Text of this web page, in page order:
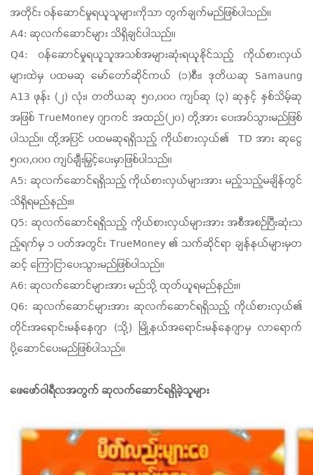
အတိုင်း ဝန်ဆောင်မှုရယူသူများကိုသာ တွက်ချက်မည်ဖြစ်ပါသည်။
A4: ဆုလက်ဆောင်များ သိရှိချင်ပါသည်။
Q4: ဝန်ဆောင်မှုရယူသူအသစ်အများဆုံးရယူနိုင်သည့် ကိုယ်စားလှယ်
များထဲမှ ပထမဆု မော်တော်ဆိုင်ကယ် (၁)စီး၊ ဒုတိယဆု Samaung
A13 ဖုန်း (၂) လုံး၊ တတိယဆု ၅၀,၀၀၀ ကျပ်ဆု (၃) ဆုနှင့် နှစ်သိမ့်ဆု
အဖြစ် TrueMoney ဂျာကင် အထည်(၂၀) တို့အား ပေးအပ်သွားမည်ဖြစ်
ပါသည်။ ထို့အပြင် ပထမဆုရရှိသည့် ကိုယ်စားလှယ်၏ TD အား ဆုငွေ
၅၀၀,၀၀၀ ကျပ်ချီးမြှင့်ပေးမှာဖြစ်ပါသည်။
A5: ဆုလက်ဆောင်ရရှိသည့် ကိုယ်စားလှယ်များအား မည့်သည့်မချိန်တွင်
သိရှိရမည်နည်း။
Q5: ဆုလက်ဆောင်ရရှိသည့် ကိုယ်စားလှယ်များအား အစီအစဉ်ပြီးဆုံးသ
ည့်ရက်မှ ၁ ပတ်အတွင်း TrueMoney ၏ သက်ဆိုင်ရာ ချန်နယ်များမှတ
ဆင့် ကြောငြာပေးသွားမည်ဖြစ်ပါသည်။
A6: ဆုလက်ဆောင်များအား မည်သို့ ထုတ်ယူရမည်နည်း။
Q6: ဆုလက်ဆောင်များအား ဆုလက်ဆောင်ရရှိသည့် ကိုယ်စားလှယ်၏
တိုင်းအရောင်းမန်နေဂျာ (သို့) မြို့နယ်အရောင်းမန်နေဂျာမှ လာရောက်
ပို့ဆောင်ပေးမည်ဖြစ်ပါသည်။
ဖေဖော်ဝါရီလအတွက် ဆုလက်ဆောင်ရရှိခဲ့သူများ